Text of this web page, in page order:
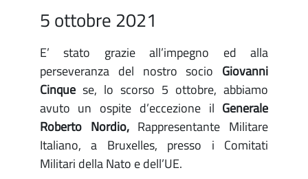
5 ottobre 2021
E’ stato grazie all’impegno ed alla
perseveranza del nostro socio Giovanni
Cinquese, lo scorso 5 ottobre, abbiamo
avuto un ospite d’eccezione il Generale
Roberto Nordio,Rappresentante Militare
Italiano, a Bruxelles, presso i Comitati
Militari della Nato e dell’UE.